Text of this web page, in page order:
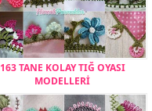
163 TANE KOLAY TIĞ OYASI
MODELLERİ